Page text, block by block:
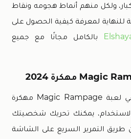
ولكل منهم أنماط هجومه ونقاط
للنهاية لمعرفة كيفية الحصول على
بالكامل مجانًا مع جميع
تعتبر ضوابط التحكم في لعبة Magic Rampage مهكرة
الاستخدام، يمكنك تحريك شخصيتك
طريق التمرير السريع على الشاشة